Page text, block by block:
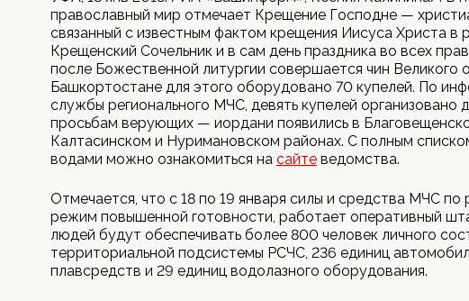
православный мир отмечает Крещение Господне —
связанный с известным фактом крещения Иисуса Христа в
Крещенский Сочельник и в сам день праздника во всех
после Божественной литургии совершается чин Великого
Башкортостане для этого оборудовано 70 купелей. По
службы регионального МЧС, девять купелей организовано
просьбам верующих — иордани появились в
Калтасинском и Нуримановском районах. С полным
водами можно ознакомиться на сайте ведомства.
Отмечается, что с 18 по 19 января силы и средства МЧС по
режим повышенной готовности, работает оперативный
людей будут обеспечивать более 800 человек личного
территориальной подсистемы РСЧС, 236 единиц
плавсредств и 29 единиц водолазного оборудования.